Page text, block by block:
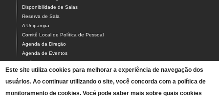
Disponibilidade de Salas
Reserva de Sala
A Unipampa
Comitê Local de Política de Pessoal
Agenda da Direção
Agenda de Eventos
Estágios
Relatório de Gestão
Infraestrutura do Campus
Este site utiliza cookies para melhorar a experiência de navegação dos
usuários. Ao continuar utilizando o site, você concorda com a política de
monitoramento de cookies. Você pode saber mais sobre quais cookies